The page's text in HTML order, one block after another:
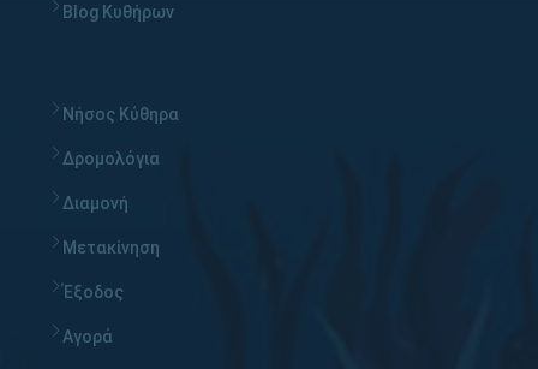
Blog Κυθήρων
Νήσος Κύθηρα
Δρομολόγια
Διαμονή
Μετακίνηση
Έξοδος
Αγορά